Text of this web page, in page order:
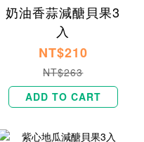
奶油香蒜減醣貝果3
入
NT$210
NT$263
ADD TO CART